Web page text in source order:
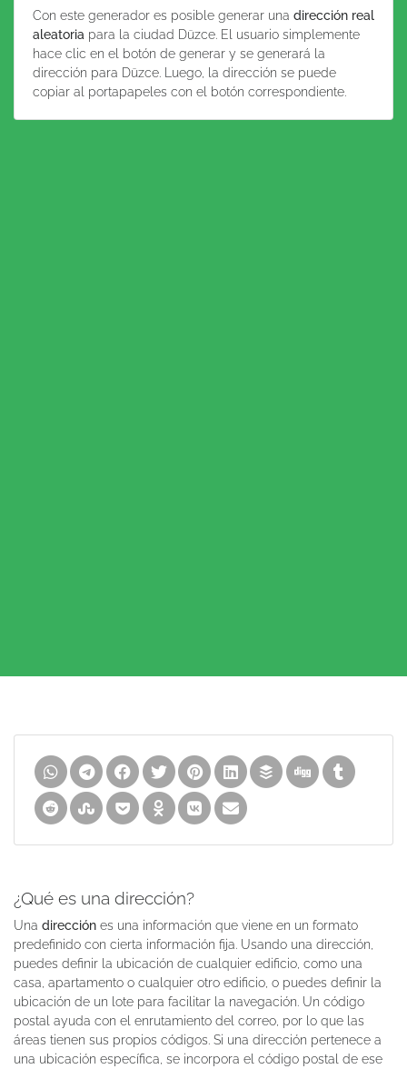
Con este generador es posible generar una dirección real
aleatoria para la ciudad Düzce. El usuario simplemente
hace clic en el botón de generar y se generará la
dirección para Düzce. Luego, la dirección se puede
copiar al portapapeles con el botón correspondiente.
¿Qué es una dirección?
Una dirección es una información que viene en un formato
predefinido con cierta información fija. Usando una dirección,
puedes definir la ubicación de cualquier edificio, como una
casa, apartamento o cualquier otro edificio, o puedes definir la
ubicación de un lote para facilitar la navegación. Un código
postal ayuda con el enrutamiento del correo, por lo que las
áreas tienen sus propios códigos. Si una dirección pertenece a
una ubicación específica, se incorpora el código postal de ese